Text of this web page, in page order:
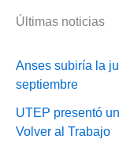
Últimas noticias
Anses subiría la
septiembre
UTEP presentó
Volver al Trabajo